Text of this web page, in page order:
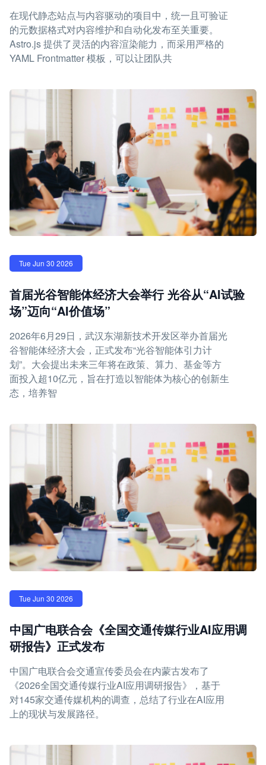
在现代静态站点与内容驱动的项目中，统一且可验证
的元数据格式对内容维护和自动化发布至关重要。
Astro.js 提供了灵活的内容渲染能力，而采用严格的
YAML Frontmatter 模板，可以让团队共
Tue Jun 30 2026
首届光谷智能体经济大会举行 光谷从“AI试验
场”迈向“AI价值场”
2026年6月29日，武汉东湖新技术开发区举办首届光
谷智能体经济大会，正式发布“光谷智能体引力计
划”。大会提出未来三年将在政策、算力、基金等方
面投入超10亿元，旨在打造以智能体为核心的创新生
态，培养智
Tue Jun 30 2026
中国广电联合会《全国交通传媒行业AI应用调
研报告》正式发布
中国广电联合会交通宣传委员会在内蒙古发布了
《2026全国交通传媒行业AI应用调研报告》，基于
对145家交通传媒机构的调查，总结了行业在AI应用
上的现状与发展路径。